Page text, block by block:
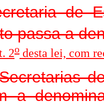
de
passa a
2o desta lei, com
a